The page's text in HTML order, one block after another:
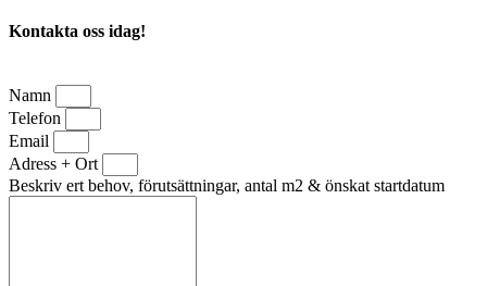
Kontakta oss idag!
Namn
Telefon
Email
Adress + Ort
Beskriv ert behov, förutsättningar, antal m2 & önskat startdatum